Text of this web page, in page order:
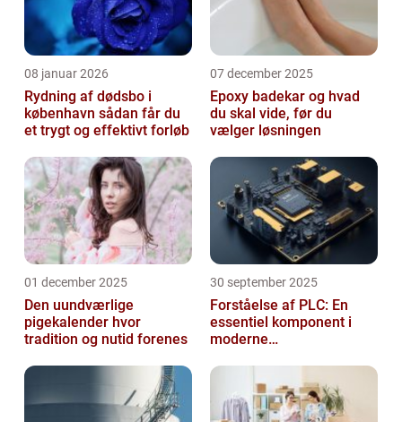
08 januar 2026
Rydning af dødsbo i
københavn sådan får du
et trygt og effektivt forløb
07 december 2025
Epoxy badekar og hvad
du skal vide, før du
vælger løsningen
01 december 2025
Den uundværlige
pigekalender hvor
tradition og nutid forenes
30 september 2025
Forståelse af PLC: En
essentiel komponent i
moderne